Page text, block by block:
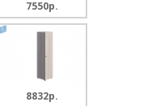
7550p.
8832p.